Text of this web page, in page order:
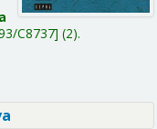
C8737 (2).